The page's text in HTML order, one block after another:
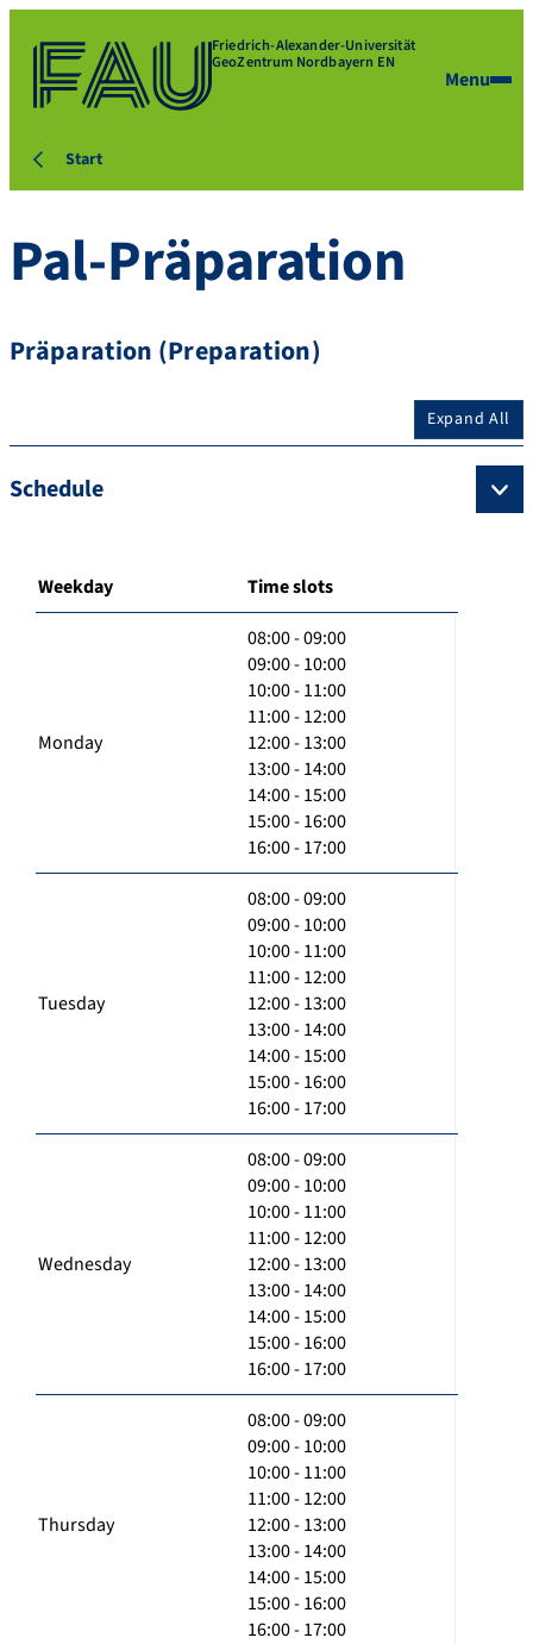
Friedrich-Alexander-Universität
GeoZentrum Nordbayern EN
Menu
Start
Pal-Präparation
Präparation (Preparation)
Expand All
Schedule
Weekday Time slots
Monday
08:00 - 09:00
09:00 - 10:00
10:00 - 11:00
11:00 - 12:00
12:00 - 13:00
13:00 - 14:00
14:00 - 15:00
15:00 - 16:00
16:00 - 17:00
Tuesday
08:00 - 09:00
09:00 - 10:00
10:00 - 11:00
11:00 - 12:00
12:00 - 13:00
13:00 - 14:00
14:00 - 15:00
15:00 - 16:00
16:00 - 17:00
Wednesday
08:00 - 09:00
09:00 - 10:00
10:00 - 11:00
11:00 - 12:00
12:00 - 13:00
13:00 - 14:00
14:00 - 15:00
15:00 - 16:00
16:00 - 17:00
Thursday
08:00 - 09:00
09:00 - 10:00
10:00 - 11:00
11:00 - 12:00
12:00 - 13:00
13:00 - 14:00
14:00 - 15:00
15:00 - 16:00
16:00 - 17:00